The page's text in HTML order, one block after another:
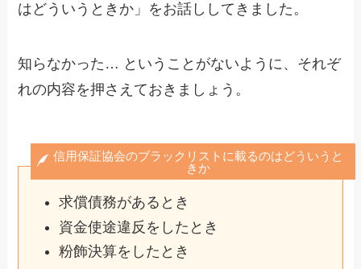
はどういうときか」をお話ししてきました。
知らなかった… ということがないように、それぞ
れの内容を押さえておきましょう。
信用保証協会のブラックリストに載るのはどういうと
きか
求償債務があるとき
資金使途違反をしたとき
粉飾決算をしたとき